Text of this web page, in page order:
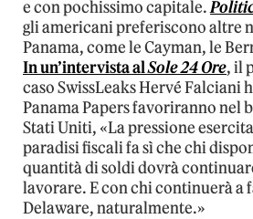
e con pochissimo capitale.
gli americani preferiscono altre
Panama, come le Cayman, le
In un’intervista alSole 24 Ore, il
caso SwissLeaks Hervé Falciani
Panama Papers favoriranno nel
Stati Uniti, «La pressione
paradisi fiscali fa sì che chi
quantità di soldi dovrà
lavorare. E con chi continuerà a
Delaware, naturalmente.»